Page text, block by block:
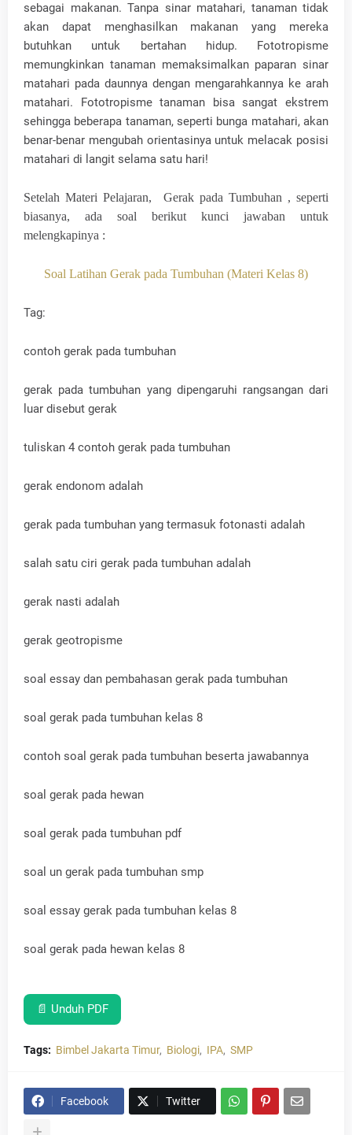
sebagai makanan. Tanpa sinar matahari, tanaman tidak
akan dapat menghasilkan makanan yang mereka
butuhkan untuk bertahan hidup. Fototropisme
memungkinkan tanaman memaksimalkan paparan sinar
matahari pada daunnya dengan mengarahkannya ke arah
matahari. Fototropisme tanaman bisa sangat ekstrem
sehingga beberapa tanaman, seperti bunga matahari, akan
benar-benar mengubah orientasinya untuk melacak posisi
matahari di langit selama satu hari!
Setelah Materi Pelajaran, Gerak pada Tumbuhan , seperti
biasanya, ada soal berikut kunci jawaban untuk
melengkapinya :
Soal Latihan Gerak pada Tumbuhan (Materi Kelas 8)
Tag:
contoh gerak pada tumbuhan
gerak pada tumbuhan yang dipengaruhi rangsangan dari
luar disebut gerak
tuliskan 4 contoh gerak pada tumbuhan
gerak endonom adalah
gerak pada tumbuhan yang termasuk fotonasti adalah
salah satu ciri gerak pada tumbuhan adalah
gerak nasti adalah
gerak geotropisme
soal essay dan pembahasan gerak pada tumbuhan
soal gerak pada tumbuhan kelas 8
contoh soal gerak pada tumbuhan beserta jawabannya
soal gerak pada hewan
soal gerak pada tumbuhan pdf
soal un gerak pada tumbuhan smp
soal essay gerak pada tumbuhan kelas 8
soal gerak pada hewan kelas 8
📄 Unduh PDF
Tags: Bimbel Jakarta Timur Biologi IPA SMP
Facebook Twitter